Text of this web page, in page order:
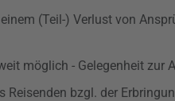
(Teil-) Verlust von
möglich - Gelegenheit zur
Reisenden bzgl. der